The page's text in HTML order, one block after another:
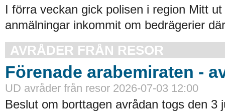
I förra veckan gick polisen i region Mitt
anmälningar inkommit om bedrägerier
AVRÅDER FRÅN RESOR
Förenade arabemiraten -
UD avråder från resor 2026-07-03 12:00
Beslut om borttagen avrådan togs den 3